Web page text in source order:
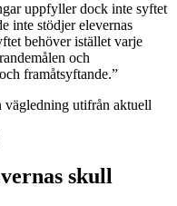
uppfyller dock inte syftet
inte stödjer elevernas
behöver istället varje
och
framåtsyftande.”
vägledning utifrån aktuell
skull